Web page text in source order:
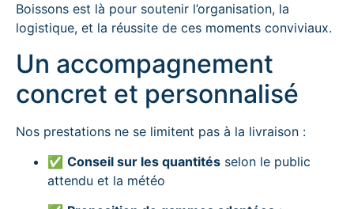
Boissons est là pour soutenir l’organisation, la
logistique, et la réussite de ces moments conviviaux.
Un accompagnement
concret et personnalisé
Nos prestations ne se limitent pas à la livraison :
✅ Conseil sur les quantités selon le public
attendu et la météo